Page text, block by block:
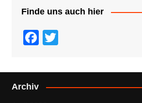
Finde uns auch hier
F
c
e
tt
er
Archiv